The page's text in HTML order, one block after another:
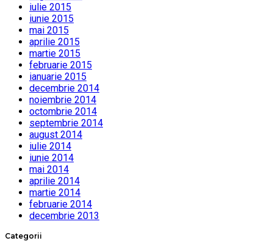
iulie 2015
iunie 2015
mai 2015
aprilie 2015
martie 2015
februarie 2015
ianuarie 2015
decembrie 2014
noiembrie 2014
octombrie 2014
septembrie 2014
august 2014
iulie 2014
iunie 2014
mai 2014
aprilie 2014
martie 2014
februarie 2014
decembrie 2013
Categorii